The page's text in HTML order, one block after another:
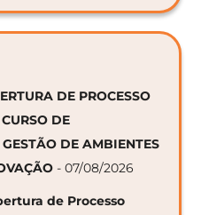
DE PROCESSO
DE
DE AMBIENTES
- 07/08/2026
de Processo